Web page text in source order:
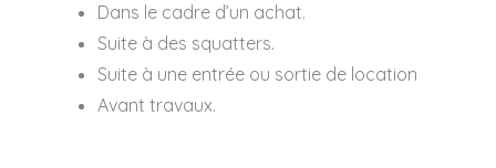
Dans le cadre d’un achat.
Suite à des squatters.
Suite à une entrée ou sortie de location
Avant travaux.